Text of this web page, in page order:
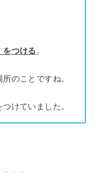
をつける 。
のことですね。
けていました。